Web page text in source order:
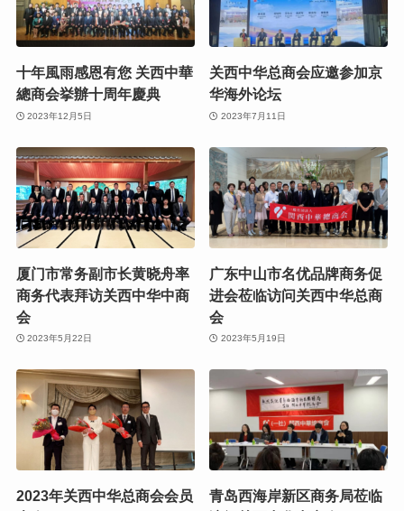
十年風雨感恩有您 关西中華
總商会挙辦十周年慶典
2023年12月5日
关西中华总商会应邀参加京
华海外论坛
2023年7月11日
厦门市常务副市长黄晓舟率
商务代表拜访关西中华中商
会
2023年5月22日
广东中山市名优品牌商务促
进会莅临访问关西中华总商
会
2023年5月19日
2023年关西中华总商会会员
青岛西海岸新区商务局莅临